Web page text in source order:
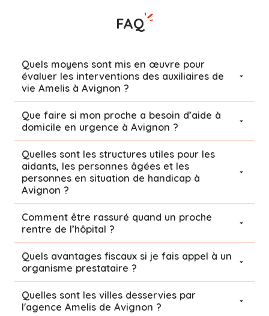
FAQ
Quels moyens sont mis en œuvre pour
évaluer les interventions des auxiliaires de
vie Amelis à Avignon ?
Que faire si mon proche a besoin d’aide à
domicile en urgence à Avignon ?
Quelles sont les structures utiles pour les
aidants, les personnes âgées et les
personnes en situation de handicap à
Avignon ?
Comment être rassuré quand un proche
rentre de l’hôpital ?
Quels avantages fiscaux si je fais appel à un
organisme prestataire ?
Quelles sont les villes desservies par
l'agence Amelis de Avignon ?